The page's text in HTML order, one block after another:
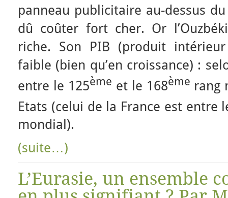
panneau publicitaire au-dessus
dû coûter fort cher. Or
riche. Son PIB (produit
faible (bien qu’en croissance) :
entre le 125ème et le 168ème rang
Etats (celui de la France est entre
mondial).
(suite…)
L’Eurasie, un ensemble